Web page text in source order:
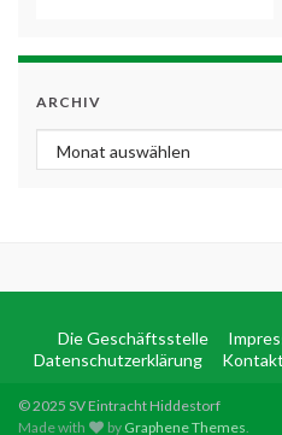
ARCHIV
Archiv
Die Geschäftsstelle
Datenschutzerklärung
© 2025 SV Eintracht Hiddestorf
Made with
by Graphene Themes